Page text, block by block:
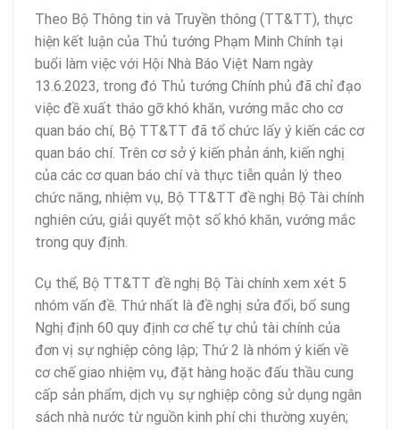
Theo Bộ Thông tin và Truyền thông (TT&TT), thực
hiện kết luận của Thủ tướng Phạm Minh Chính tại
buổi làm việc với Hội Nhà Báo Việt Nam ngày
13.6.2023, trong đó Thủ tướng Chính phủ đã chỉ đạo
việc đề xuất tháo gỡ khó khăn, vướng mắc cho cơ
quan báo chí, Bộ TT&TT đã tổ chức lấy ý kiến các cơ
quan báo chí. Trên cơ sở ý kiến phản ánh, kiến nghị
của các cơ quan báo chí và thực tiễn quản lý theo
chức năng, nhiệm vụ, Bộ TT&TT đề nghị Bộ Tài chính
nghiên cứu, giải quyết một số khó khăn, vướng mắc
trong quy định.
Cụ thể, Bộ TT&TT đề nghị Bộ Tài chính xem xét 5
nhóm vấn đề. Thứ nhất là đề nghị sửa đổi, bổ sung
Nghị định 60 quy định cơ chế tự chủ tài chính của
đơn vị sự nghiệp công lập; Thứ 2 là nhóm ý kiến về
cơ chế giao nhiệm vụ, đặt hàng hoặc đấu thầu cung
cấp sản phẩm, dịch vụ sự nghiệp công sử dụng ngân
sách nhà nước từ nguồn kinh phí chi thường xuyên;